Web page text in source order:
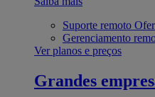
Suporte remoto
Gerenciamento
Ver planos e preços
Grandes